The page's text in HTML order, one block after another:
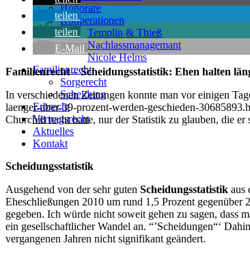
Honorare
Kooperationen
Templin & Thieß
Nachlassmanagemant
Nicole Helms
Familienrecht
Sorgerecht
Scheidung
Erbrecht
Vertragsrecht
Aktuelles
Kontakt
teilen
teilen
E-Mail
Familienrecht – Scheidungsstatistik: Ehen halten
In verschiedenen Zeitungen konnte man vor einigen
laenger-aber-39-prozent-werden-geschieden-
Churchill recht hatte, nur der Statistik zu glauben, die er
Scheidungsstatistik
Ausgehend von der sehr guten Scheidungsstatistik aus
Eheschließungen 2010 um rund 1,5 Prozent gegenüber
gegeben. Ich würde nicht soweit gehen zu sagen, dass
ein gesellschaftlicher Wandel an. “’Scheidungen“‘
vergangenen Jahren nicht signifikant geändert.